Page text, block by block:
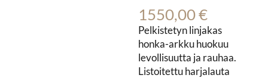
1550,00€
Pelkistetyn linjakas
honka-arkku huokuu
levollisuutta ja rauhaa.
Listoitettu harjalauta